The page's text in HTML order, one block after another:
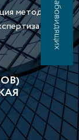
методик